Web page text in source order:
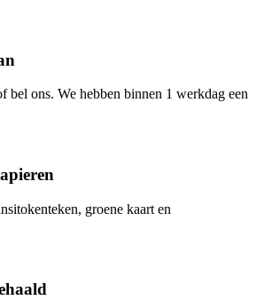
bel ons. We hebben binnen 1 werkdag een
groene kaart en